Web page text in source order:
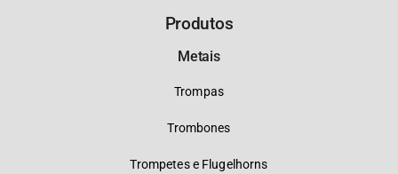
Produtos
Metais
Trompas
Trombones
Trompetes e Flugelhorns